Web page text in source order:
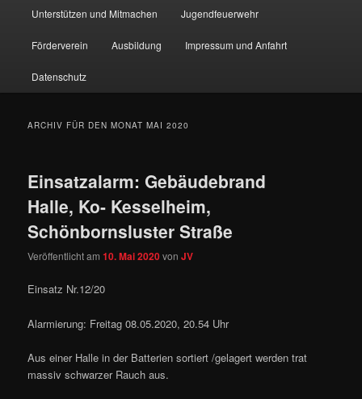
Unterstützen und Mitmachen Jugendfeuerwehr
Förderverein Ausbildung Impressum und Anfahrt
Datenschutz
ARCHIV FÜR DEN MONATMAI 2020
Einsatzalarm: Gebäudebrand
Halle, Ko- Kesselheim,
Schönbornsluster Straße
Veröffentlicht am10. Mai 2020vonJV
Einsatz Nr.12/20
Alarmierung: Freitag 08.05.2020, 20.54 Uhr
Aus einer Halle in der Batterien sortiert /gelagert werden trat
massiv schwarzer Rauch aus.